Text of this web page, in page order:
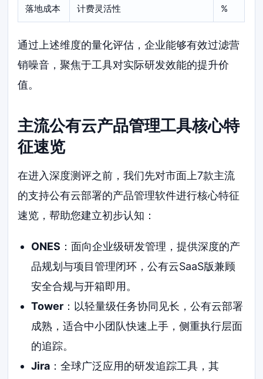
落地成本
计费灵活性
%
通过上述维度的量化评估，企业能够有效过滤营
销噪音，聚焦于工具对实际研发效能的提升价
值。
主流公有云产品管理工具核心特
征速览
在进入深度测评之前，我们先对市面上7款主流
的支持公有云部署的产品管理软件进行核心特征
速览，帮助您建立初步认知：
ONES ：面向企业级研发管理，提供深度的产
品规划与项目管理闭环，公有云SaaS版兼顾
安全合规与开箱即用。
Tower：以轻量级任务协同见长，公有云部署
成熟，适合中小团队快速上手，侧重执行层面
的追踪。
Jira：全球广泛应用的研发追踪工具，其